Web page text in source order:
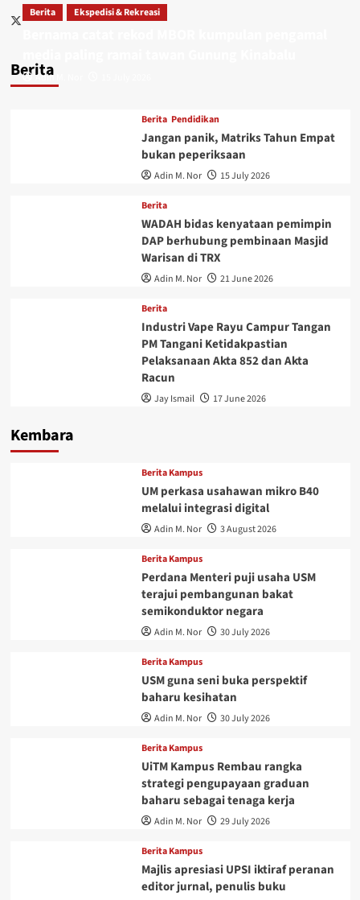
Berita
Berita Ekspedisi & Rekreasi
Adin M. Nor
Berita Pendidikan
Jangan panik, Matriks Tahun Empat
bukan peperiksaan
Adin M. Nor 15 July 2026
Berita
WADAH bidas kenyataan pemimpin
DAP berhubung pembinaan Masjid
Warisan di TRX
Adin M. Nor 21 June 2026
Berita
Industri Vape Rayu Campur Tangan
PM Tangani Ketidakpastian
Pelaksanaan Akta 852 dan Akta
Racun
Jay Ismail 17 June 2026
Kembara
Berita Kampus
UM perkasa usahawan mikro B40
melalui integrasi digital
Adin M. Nor 3 August 2026
Berita Kampus
Perdana Menteri puji usaha USM
terajui pembangunan bakat
semikonduktor negara
Adin M. Nor 30 July 2026
Berita Kampus
USM guna seni buka perspektif
baharu kesihatan
Adin M. Nor 30 July 2026
Berita Kampus
UiTM Kampus Rembau rangka
strategi pengupayaan graduan
baharu sebagai tenaga kerja
Adin M. Nor 29 July 2026
Berita Kampus
Majlis apresiasi UPSI iktiraf peranan
editor jurnal, penulis buku